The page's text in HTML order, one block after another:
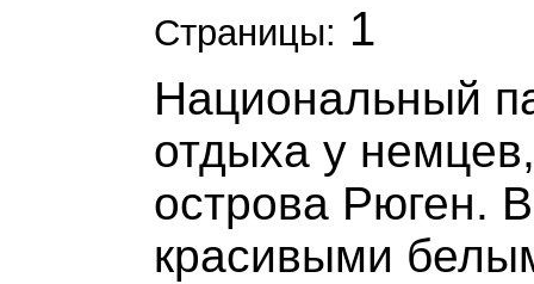
Страницы: 1
Национальный
отдыха у
острова Рюген.
красивыми